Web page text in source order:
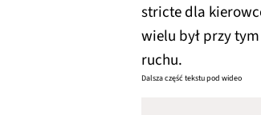
stricte dla
wielu był przy
ruchu.
Dalsza część tekstu pod wideo